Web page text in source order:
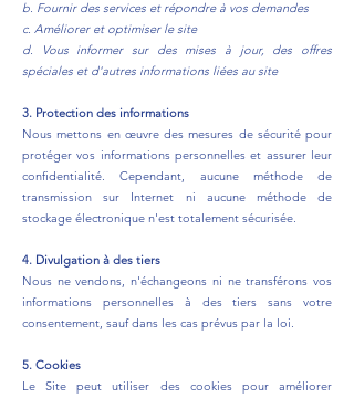
b. Fournir des services et répondre à vos demandes
c. Améliorer et optimiser le site
d. Vous informer sur des mises à jour, des offres
spéciales et d'autres informations liées au site
3. Protection des informations
Nous mettons en œuvre des mesures de sécurité pour
protéger vos informations personnelles et assurer leur
confidentialité. Cependant, aucune méthode de
transmission sur Internet ni aucune méthode de
stockage électronique n'est totalement sécurisée.
4. Divulgation à des tiers
Nous ne vendons, n'échangeons ni ne transférons vos
informations personnelles à des tiers sans votre
consentement, sauf dans les cas prévus par la loi.
5. Cookies
Le Site peut utiliser des cookies pour améliorer